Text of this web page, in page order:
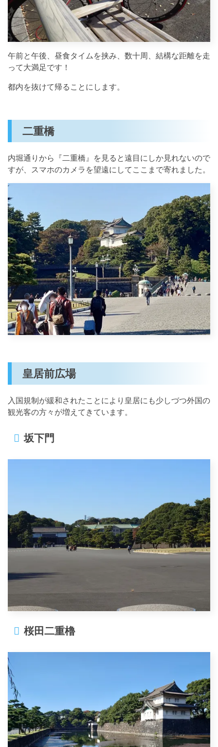
午前と午後、昼食タイムを挟み、数十周、結構な距離を走
って大満足です！
都内を抜けて帰ることにします。
二重橋
内堀通りから『二重橋』を見ると遠目にしか見れないので
すが、スマホのカメラを望遠にしてここまで寄れました。
皇居前広場
入国規制が緩和されたことにより皇居にも少しづつ外国の
観光客の方々が増えてきています。
坂下門
桜田二重櫓